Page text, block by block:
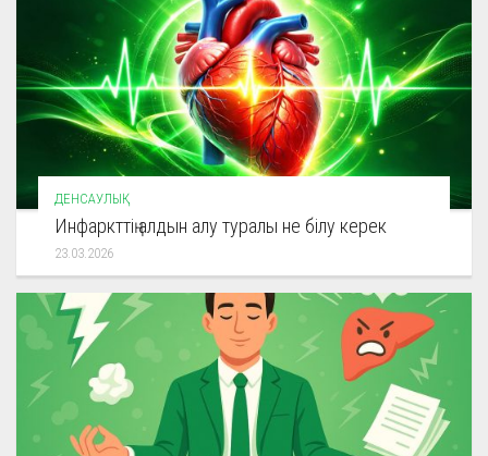
ДЕНСАУЛЫҚ
Инфаркттің алдын алу туралы не білу керек
23.03.2026